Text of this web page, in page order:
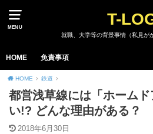
MENU T-
就職、大学等の背景事情（私見が
HOME 免責事項
HOME 鉄道
都営浅草線には「ホーム
い!? どんな理由がある？
2018年6月30日